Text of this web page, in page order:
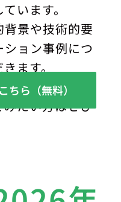
います。
景や技術的要
ョン事例につ
ます。
ご興味のある
たい方はぜひ
ちら（無料）